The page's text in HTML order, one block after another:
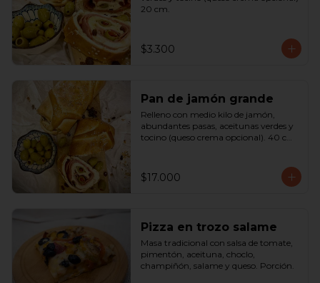
20 cm.
$3.300
Pan de jamón grande
Relleno con medio kilo de jamón,
abundantes pasas, aceitunas verdes y
tocino (queso crema opcional). 40 cm
$17.000
Pizza en trozo salame
Masa tradicional con salsa de tomate,
pimentón, aceituna, choclo,
champiñón, salame y queso. Porción.